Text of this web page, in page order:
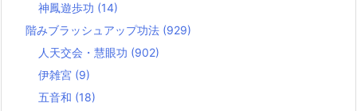
神鳳遊歩功 (14)
階みブラッシュアップ功法 (929)
人天交会・慧眼功 (902)
伊雑宮 (9)
五音和 (18)